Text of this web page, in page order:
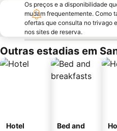
Os preços e a disponibilidade
mudam frequentemente. Como
ofertas que consulta no trivago
nos sites de reserva.
Outras estadias em
Hotel
Bed and